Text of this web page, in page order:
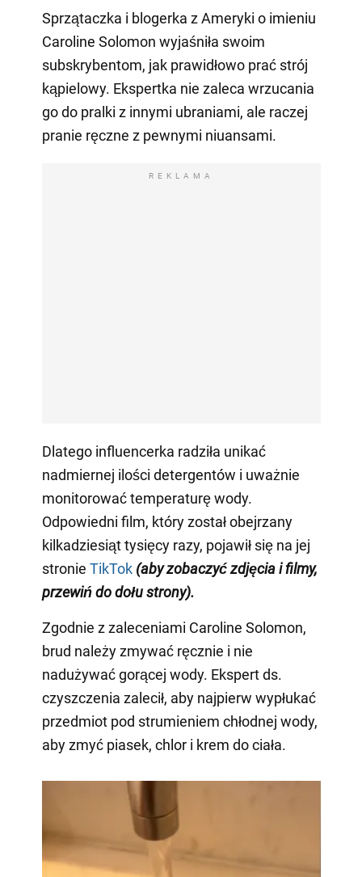
Sprzątaczka i blogerka z Ameryki o imieniu
Caroline Solomon wyjaśniła swoim
subskrybentom, jak prawidłowo prać strój
kąpielowy. Ekspertka nie zaleca wrzucania
go do pralki z innymi ubraniami, ale raczej
pranie ręczne z pewnymi niuansami.
REKLAMA
Dlatego influencerka radziła unikać
nadmiernej ilości detergentów i uważnie
monitorować temperaturę wody.
Odpowiedni film, który został obejrzany
kilkadziesiąt tysięcy razy, pojawił się na jej
stronie TikTok (aby zobaczyć zdjęcia i filmy,
przewiń do dołu strony).
Zgodnie z zaleceniami Caroline Solomon,
brud należy zmywać ręcznie i nie
nadużywać gorącej wody. Ekspert ds.
czyszczenia zalecił, aby najpierw wypłukać
przedmiot pod strumieniem chłodnej wody,
aby zmyć piasek, chlor i krem do ciała.